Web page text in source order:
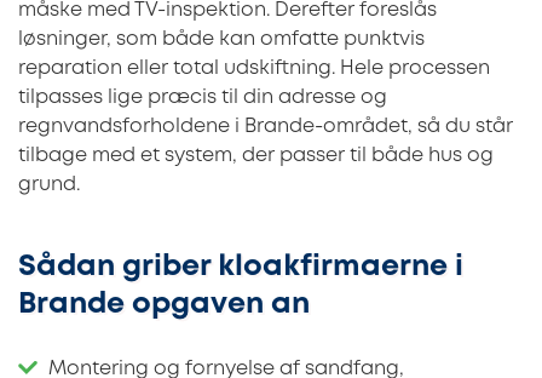
måske med TV-inspektion. Derefter foreslås
løsninger, som både kan omfatte punktvis
reparation eller total udskiftning. Hele processen
tilpasses lige præcis til din adresse og
regnvandsforholdene i Brande-området, så du står
tilbage med et system, der passer til både hus og
grund.
Sådan griber kloakfirmaerne i
Brande opgaven an
Montering og fornyelse af sandfang,